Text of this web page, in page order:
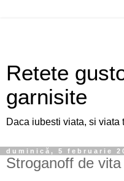
Retete
garnisite
Daca iubesti viata, si viata
duminică, 5 februarie
Stroganoff de